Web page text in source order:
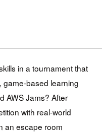
in a tournament that
game-based learning
AWS Jams? After
with real-world
an escape room